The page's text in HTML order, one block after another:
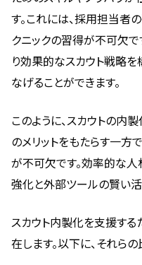
す。これには、採用担当者
クニックの習得が不可欠で
り効果的なスカウト戦略
なげることができます。
このように、スカウトの内
のメリットをもたらす一方
が不可欠です。効率的な
強化と外部ツールの賢い活
スカウト内製化を支援す
在します。以下に、それら